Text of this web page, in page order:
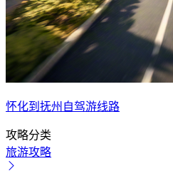
怀化到抚州自驾游线路
攻略分类
旅游攻略